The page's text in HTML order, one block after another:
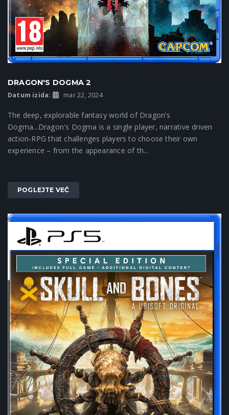
DRAGON'S DOGMA 2
Datum izida: mar 22, 2024
The deep, explorable fantasy world of Dragon's
Dogma...Dragon's Dogma is a single player, narrative driven
action-RPG that challenges players to choose their own
experience – from the appearance of th...
POGLEJTE VEČ